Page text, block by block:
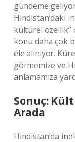
gündeme
Hindistan’daki
kültürel özellik”
konu daha çok
ele alınıyor.
görmemize ve
anlamamıza
Sonuç:
Arada
Hindistan’da